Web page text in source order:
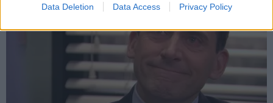
Data Deletion Data Access Privacy Policy